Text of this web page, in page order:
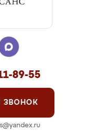
89-55
ЗВОНОК